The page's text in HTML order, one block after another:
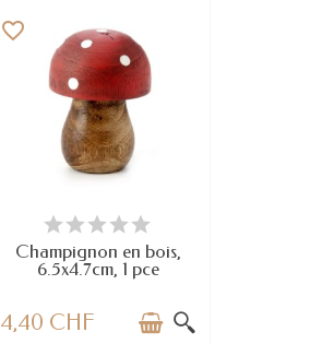
DERNIERS ARTICLES EN STOCK
favorite_border
Champignon en bois,
6.5x4.7cm, 1 pce
4,40 CHF